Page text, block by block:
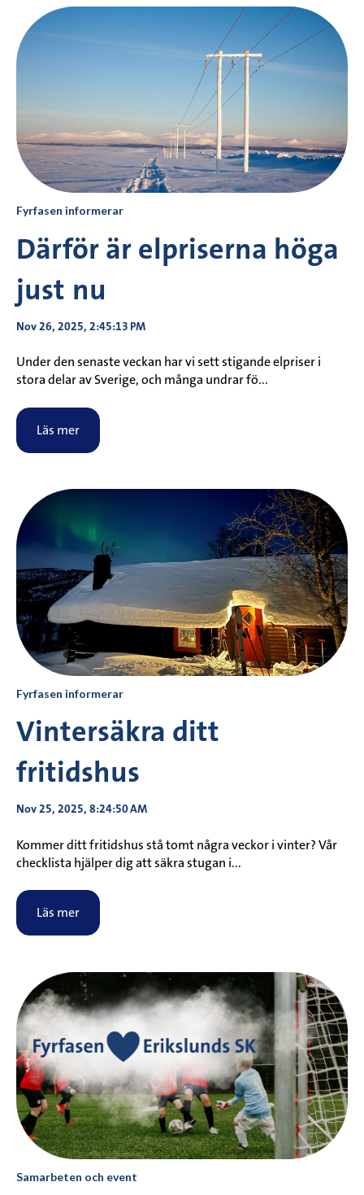
Fyrfasen informerar
Därför är elpriserna höga
just nu
Nov 26, 2025, 2:45:13 PM
Under den senaste veckan har vi sett stigande elpriser i
stora delar av Sverige, och många undrar fö...
Läs mer
Fyrfasen informerar
Vintersäkra ditt
fritidshus
Nov 25, 2025, 8:24:50 AM
Kommer ditt fritidshus stå tomt några veckor i vinter? Vår
checklista hjälper dig att säkra stugan i...
Läs mer
Samarbeten och event